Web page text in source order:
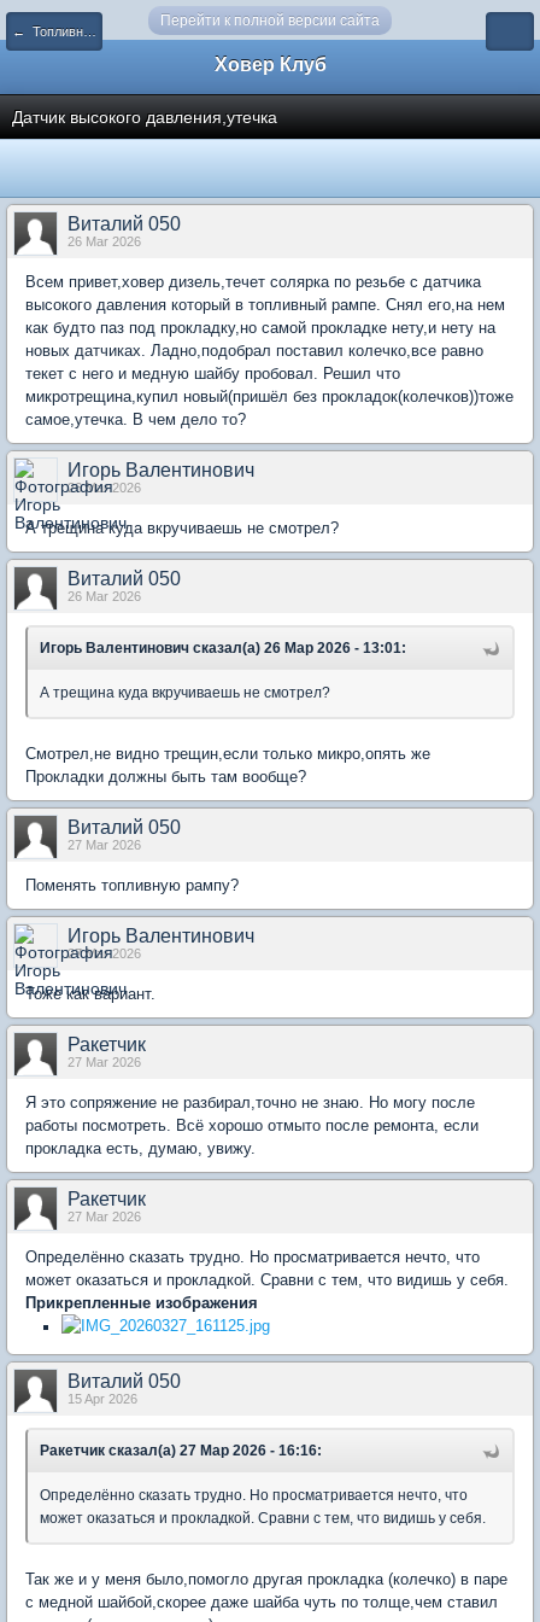
Перейти к полной версии сайта
← Топливная система
Ховер Клуб
Датчик высокого давления,утечка
Виталий 050
26 Mar 2026
Всем привет,ховер дизель,течет солярка по резьбе с датчика
высокого давления который в топливный рампе. Снял его,на нем
как будто паз под прокладку,но самой прокладке нету,и нету на
новых датчиках. Ладно,подобрал поставил колечко,все равно
текет с него и медную шайбу пробовал. Решил что
микротрещина,купил новый(пришёл без прокладок(колечков))тоже
самое,утечка. В чем дело то?
Игорь Валентинович
26 Mar 2026
А трещина куда вкручиваешь не смотрел?
Виталий 050
26 Mar 2026
Игорь Валентинович сказал(а) 26 Мар 2026 - 13:01:
А трещина куда вкручиваешь не смотрел?
Смотрел,не видно трещин,если только микро,опять же
Прокладки должны быть там вообще?
Виталий 050
27 Mar 2026
Поменять топливную рампу?
Игорь Валентинович
27 Mar 2026
Тоже как вариант.
Ракетчик
27 Mar 2026
Я это сопряжение не разбирал,точно не знаю. Но могу после
работы посмотреть. Всё хорошо отмыто после ремонта, если
прокладка есть, думаю, увижу.
Ракетчик
27 Mar 2026
Определённо сказать трудно. Но просматривается нечто, что
может оказаться и прокладкой. Сравни с тем, что видишь у себя.
Прикрепленные изображения
Виталий 050
15 Apr 2026
Ракетчик сказал(а) 27 Мар 2026 - 16:16:
Определённо сказать трудно. Но просматривается нечто, что
может оказаться и прокладкой. Сравни с тем, что видишь у себя.
Так же и у меня было,помогло другая прокладка (колечко) в паре
с медной шайбой,скорее даже шайба чуть по толще,чем ставил